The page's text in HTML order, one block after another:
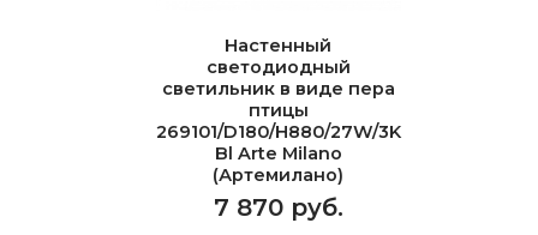
Настенный
светодиодный
светильник в виде пера
птицы
269101/D180/H880/27W/3K
Bl Arte Milano
(Артемилано)
7 870 руб.